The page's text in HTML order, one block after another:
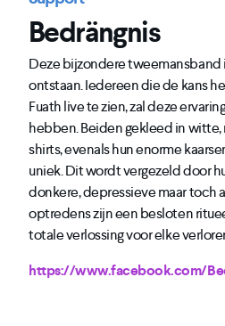
Bedrängnis
Deze bijzondere tweemansband
ontstaan. Iedereen die de kans
Fuath live te zien, zal deze
hebben. Beiden gekleed in
shirts, evenals hun enorme
uniek. Dit wordt vergezeld door
donkere, depressieve maar toch
optredens zijn een besloten
totale verlossing voor elke
https://www.facebook.com/